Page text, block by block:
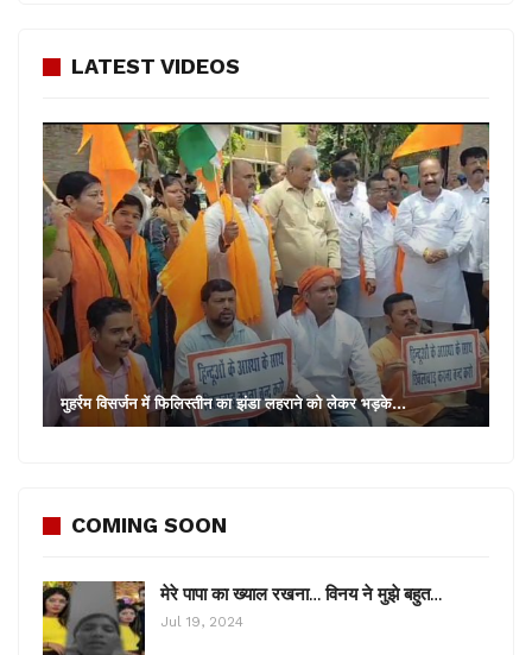
LATEST VIDEOS
मुहर्रम विसर्जन में फिलिस्तीन का झंडा लहराने को लेकर भड़के…
COMING SOON
मेरे पापा का ख्याल रखना… विनय ने मुझे बहुत…
Jul 19, 2024